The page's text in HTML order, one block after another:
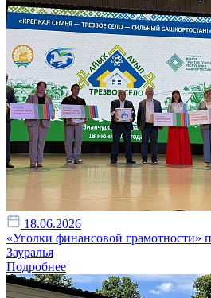
18.06.2026
«Уголки финансовой грамотности»
Зауралья
Подробнее